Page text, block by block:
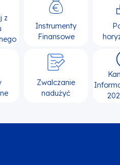
z
Instrumenty
Finansowe
Zwalczanie
nadużyć